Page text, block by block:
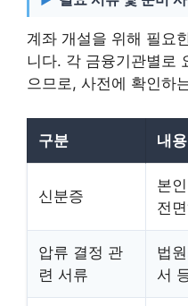
계좌 개설을 위해 필요
니다. 각 금융기관별로
으므로, 사전에 확인하
구분 내용
신분증
본
전
압류 결정 관
련 서류
법
서